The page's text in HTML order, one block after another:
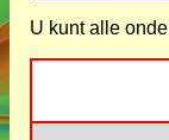
U kunt alle